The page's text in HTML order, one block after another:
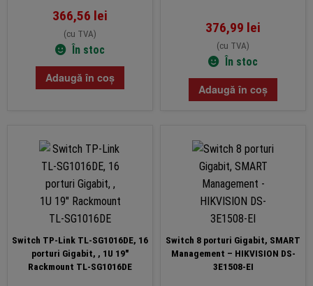
366,56 lei
(cu TVA)
În stoc
Adaugă în coș
376,99 lei
(cu TVA)
În stoc
Adaugă în coș
Switch TP-Link TL-SG1016DE, 16
porturi Gigabit, , 1U 19″
Rackmount TL-SG1016DE
Switch 8 porturi Gigabit, SMART
Management – HIKVISION DS-
3E1508-EI